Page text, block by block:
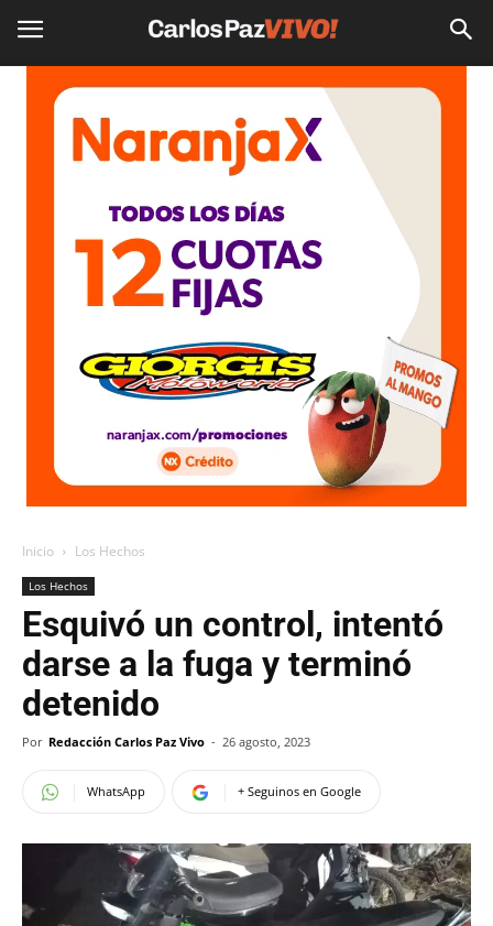
Inicio Los Hechos
Los Hechos
Esquivó un control, intentó
darse a la fuga y terminó
detenido
Por Redacción Carlos Paz Vivo - 26 agosto, 2023
WhatsApp + Seguinos en Google